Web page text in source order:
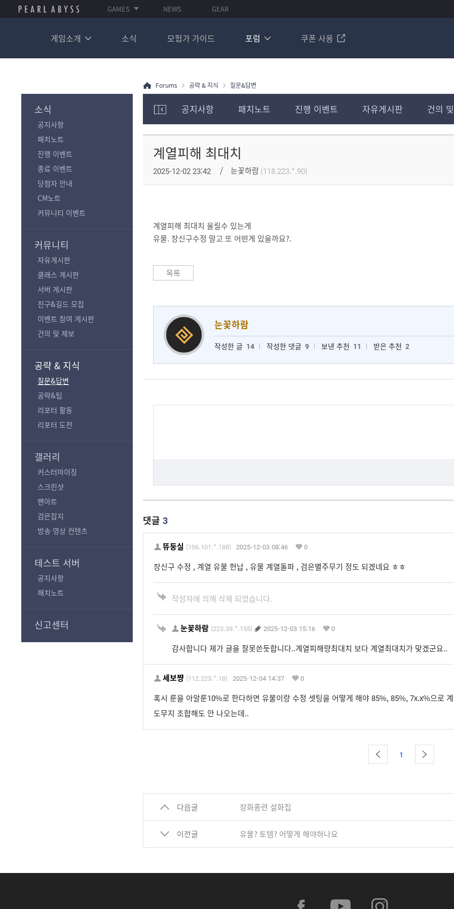
GAMES NEWS GEAR
게임소개 소식 모험가 가이드 포럼 쿠폰 사용
소식
공지사항
패치노트
진행 이벤트
종료 이벤트
당첨자 안내
CM노트
커뮤니티 이벤트
커뮤니티
자유게시판
클래스 게시판
서버 게시판
친구&길드 모집
이벤트 참여 게시판
건의 및 제보
공략 & 지식
질문&답변
공략&팁
리포터 활동
리포터 도전
갤러리
커스터마이징
스크린샷
팬아트
검은잡지
방송 영상 컨텐츠
테스트 서버
공지사항
패치노트
신고센터
모
험
가
포
럼
테
고
보
기
공지사항 패치노트 진행 이벤트 자유게시판 건의
Forums 공략 & 지식 질문&답변
계열피해 최대치
2025-12-02 23:42 눈꽃하람(118.223.*.90)
계열피해 최대치 올릴수 있는게
유물. 장신구수정 말고 또 어떤게 있을까요?.
목록
눈꽃하람
작성한 글 14 작성한 댓글 9 보낸 추천 11 받은 추천 2
댓글 3
뜌둥실 (106.101.*.188) 2025-12-03 08:46 0
장신구 수정 , 계열 유물 헌납 , 유물 계열돌파 , 검은별주무기 정도 되겠네요 ㅎㅎ
작성자에 의해 삭제 되었습니다.
눈꽃하람 (223.39.*.155) 2025-12-03 15:16 0
감사합니다 제가 글을 잘못쓴듯합니다..계열피해량최대치 보다 계열최대치가 맞겠군요..
세보쨩 (112.223.*.18) 2025-12-04 14:37 0
혹시 룬을 아알룬10%로 한다하면 유물이랑 수정 셋팅을 어떻게 해야 85%, 85%, 7x.x%으로
도무지 조합해도 안 나오는데..
1
다음글 장화홍련 설화집
이전글 유물? 토템? 어떻게 해야하나요
a
o
n